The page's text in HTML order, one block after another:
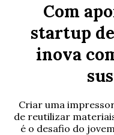
Com
startup
inova
Criar uma
de reutilizar
é o desafio do